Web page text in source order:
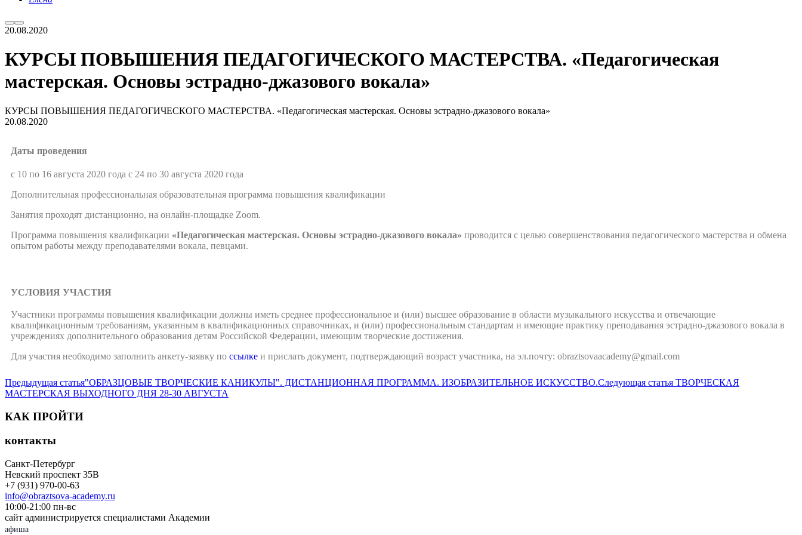
20.08.2020
КУРСЫ ПОВЫШЕНИЯ ПЕДАГОГИЧЕСКОГО МАСТЕРСТВА. «Педагогическая
мастерская. Основы эстрадно-джазового вокала»
КУРСЫ ПОВЫШЕНИЯ ПЕДАГОГИЧЕСКОГО МАСТЕРСТВА. «Педагогическая мастерская. Основы эстрадно-джазового вокала»
20.08.2020
Даты проведения
с 10 по 16 августа 2020 года с 24 по 30 августа 2020 года
Дополнительная профессиональная образовательная программа повышения квалификации
Занятия проходят дистанционно, на онлайн-площадке Zoom.
Программа повышения квалификации «Педагогическая мастерская. Основы эстрадно-джазового вокала» проводится с целью совершенствования педагогического мастерства и обмена
опытом работы между преподавателями вокала, певцами.
УСЛОВИЯ УЧАСТИЯ
Участники программы повышения квалификации должны иметь среднее профессиональное и (или) высшее образование в области музыкального искусства и отвечающие
квалификационным требованиям, указанным в квалификационных справочниках, и (или) профессиональным стандартам и имеющие практику преподавания эстрадно-джазового вокала в
учреждениях дополнительного образования детям Российской Федерации, имеющим творческие достижения.
Для участия необходимо заполнить анкету-заявку по ссылке и прислать документ, подтверждающий возраст участника, на эл.почту: obraztsovaacademy@gmail.com
Предыдущая статья"ОБРАЗЦОВЫЕ ТВОРЧЕСКИЕ КАНИКУЛЫ". ДИСТАНЦИОННАЯ ПРОГРАММА. ИЗОБРАЗИТЕЛЬНОЕ ИСКУССТВО.Следующая статья ТВОРЧЕСКАЯ
МАСТЕРСКАЯ ВЫХОДНОГО ДНЯ 28-30 АВГУСТА
КАК ПРОЙТИ
контакты
Санкт-Петербург
Невский проспект 35В
+7 (931) 970-00-63
info@obraztsova-academy.ru
10:00-21:00 пн-вс
сайт администрируется специалистами Академии
афиша